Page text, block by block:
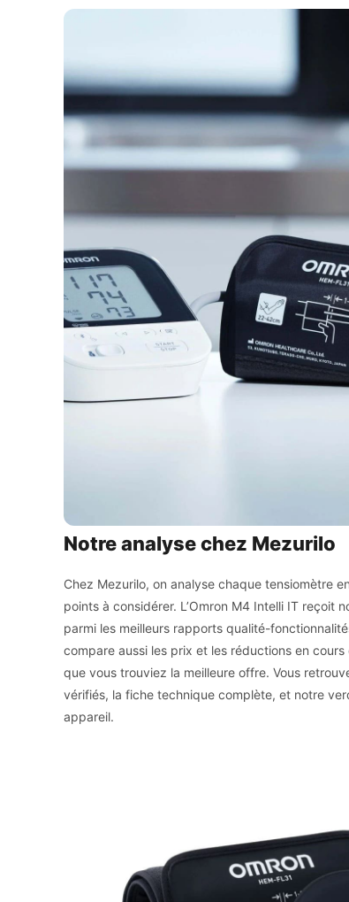
Notre analyse chez Mezurilo
Chez Mezurilo, on analyse chaque tensiomètre
points à considérer. L’Omron M4 Intelli IT reçoit
parmi les meilleurs rapports qualité-
compare aussi les prix et les réductions en
que vous trouviez la meilleure offre. Vous
vérifiés, la fiche technique complète, et notre
appareil.